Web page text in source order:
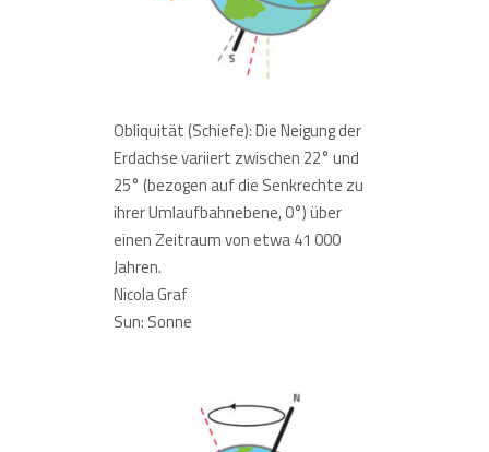
Obliquität (Schiefe): Die Neigung der
Erdachse variiert zwischen 22° und
25° (bezogen auf die Senkrechte zu
ihrer Umlaufbahnebene, 0°) über
einen Zeitraum von etwa 41 000
Jahren.
Nicola Graf
Sun: Sonne